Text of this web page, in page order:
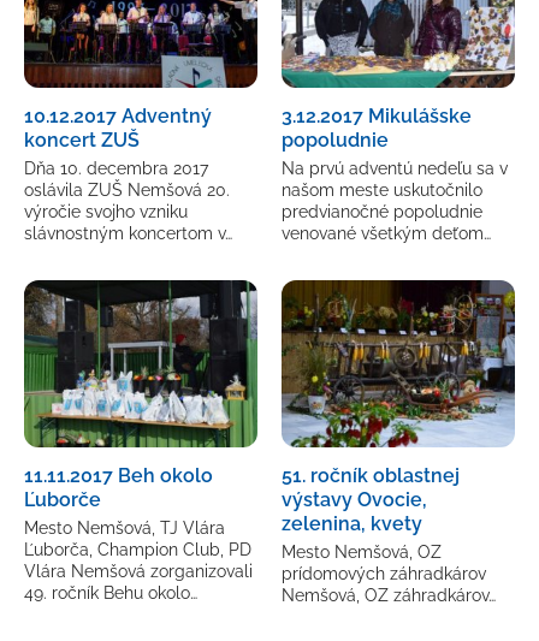
10.12.2017 Adventný
koncert ZUŠ
Dňa 10. decembra 2017
oslávila ZUŠ Nemšová 20.
výročie svojho vzniku
slávnostným koncertom v…
3.12.2017 Mikulášske
popoludnie
Na prvú adventú nedeľu sa v
našom meste uskutočnilo
predvianočné popoludnie
venované všetkým deťom…
11.11.2017 Beh okolo
Ľuborče
Mesto Nemšová, TJ Vlára
Ľuborča, Champion Club, PD
Vlára Nemšová zorganizovali
49. ročník Behu okolo…
51. ročník oblastnej
výstavy Ovocie,
zelenina, kvety
Mesto Nemšová, OZ
prídomových záhradkárov
Nemšová, OZ záhradkárov…